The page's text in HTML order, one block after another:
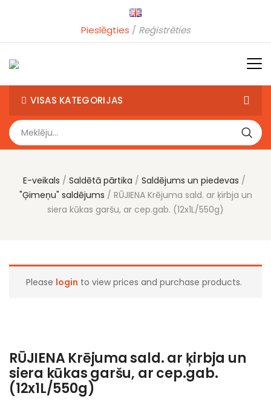
Pieslēgties Reģistrēties
VISAS KATEGORIJAS
E-veikals Saldētā pārtika
Saldējums un piedevas
"Ģimeņu" saldējums
RŪJIENA Krējuma sald. ar ķirbja un
siera kūkas garšu, ar cep.gab. (12x1L/550g)
Please login to view prices and purchase products.
RŪJIENA Krējuma sald. ar ķirbja un
siera kūkas garšu, ar cep.gab.
(12x1L/550g)